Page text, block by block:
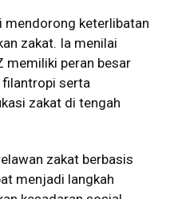
mendorong keterlibatan
zakat. Ia menilai
memiliki peran besar
filantropi serta
zakat di tengah
zakat berbasis
menjadi langkah